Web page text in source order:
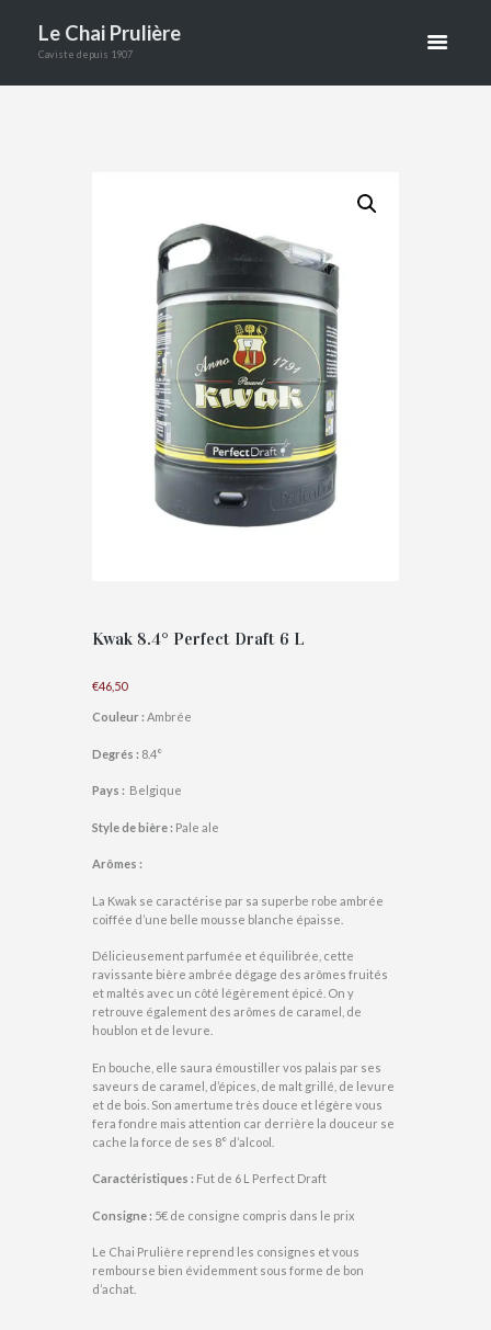
DRAFT 6 L
Le Chai Prulière
Caviste depuis 1907
Kwak 8.4° Perfect Draft 6 L
€46,50
Couleur: Ambrée
Degrés : 8.4°
Pays : Belgique
Style de bière : Pale ale
Arômes :
La Kwak se caractérise par sa superbe robe ambrée
coiffée d’une belle mousse blanche épaisse.
Délicieusement parfumée et équilibrée, cette
ravissante bière ambrée dégage des arômes fruités
et maltés avec un côté légèrement épicé. On y
retrouve également des arômes de caramel, de
houblon et de levure.
En bouche, elle saura émoustiller vos palais par ses
saveurs de caramel, d’épices, de malt grillé, de levure
et de bois. Son amertume très douce et légère vous
fera fondre mais attention car derrière la douceur se
cache la force de ses 8° d’alcool.
Caractéristiques : Fut de 6 L Perfect Draft
Consigne : 5€ de consigne compris dans le prix
Le Chai Prulière reprend les consignes et vous
rembourse bien évidemment sous forme de bon
d’achat.